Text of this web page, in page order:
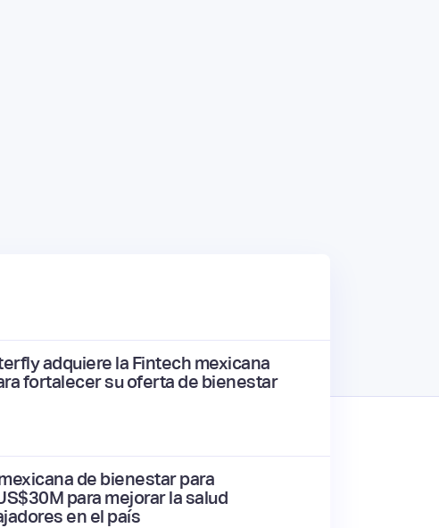
adquiere la Fintech mexicana
fortalecer su oferta de bienestar
de bienestar para
para mejorar la salud
en el país